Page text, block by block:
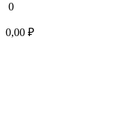
0
0,00 ₽